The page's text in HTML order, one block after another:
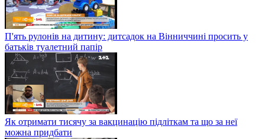
П'ять рулонів на дитину: дитсадок на Вінниччині просить у
батьків туалетний папір
Як отримати тисячу за вакцинацію підліткам та що за неї
можна придбати